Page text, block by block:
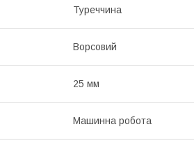
Туреччина
Ворсовий
25 мм
Машинна робота